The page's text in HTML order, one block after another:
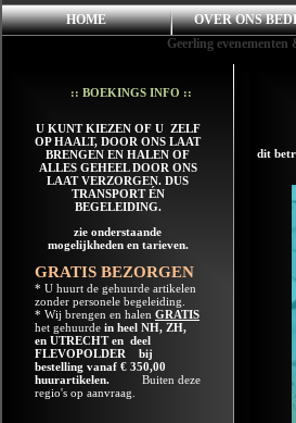
HOME OVER ONS
Geerling evenementen
:: BOEKINGS INFO ::
U KUNT KIEZEN OF U ZELF
OP HAALT, DOOR ONS LAAT
BRENGEN EN HALEN OF
ALLES GEHEEL DOOR ONS
LAAT VERZORGEN. DUS
TRANSPORT ÉN
BEGELEIDING.
zie onderstaande
mogelijkheden en tarieven.
GRATIS BEZORGEN
* U huurt de gehuurde artikelen
zonder personele begeleiding.
* Wij brengen en halen GRATIS
het gehuurde in heel NH, ZH,
en UTRECHT en deel
FLEVOPOLDER bij
bestelling vanaf € 350,00
huurartikelen.
Buiten deze
regio's op aanvraag.
dit